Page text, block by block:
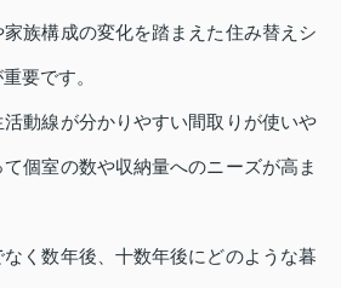
族構成の変化を踏まえた住み替えシ
要です。
動線が分かりやすい間取りが使いや
個室の数や収納量へのニーズが高ま
く数年後、十数年後にどのような暮